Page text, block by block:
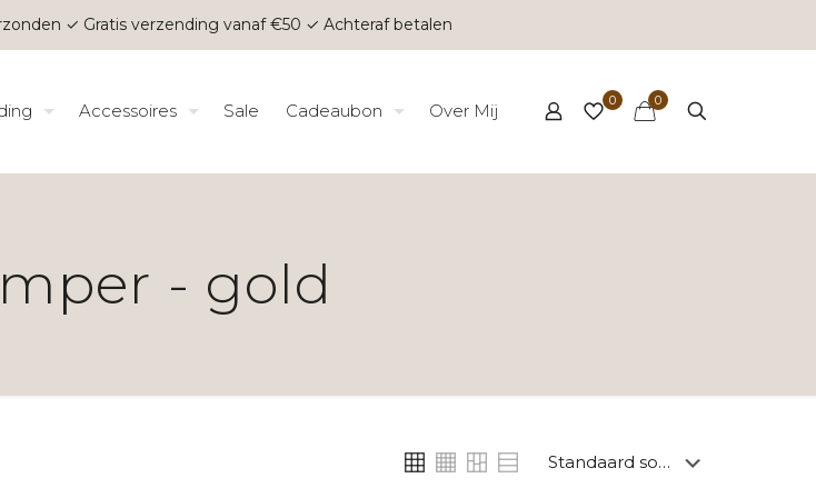
✓ Gratis verzending vanaf €50 ✓ Achteraf betalen
Accessoires Sale Cadeaubon Over Mij 0 0
- gold